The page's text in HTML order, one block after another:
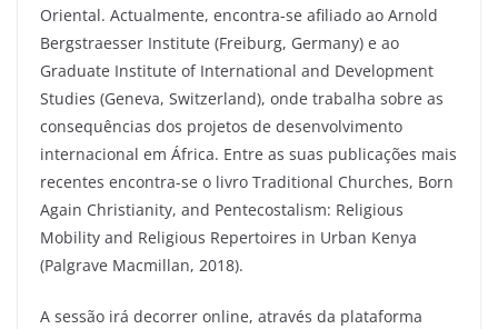
Oriental. Actualmente, encontra-se afiliado ao Arnold
Bergstraesser Institute (Freiburg, Germany) e ao
Graduate Institute of International and Development
Studies (Geneva, Switzerland), onde trabalha sobre as
consequências dos projetos de desenvolvimento
internacional em África. Entre as suas publicações mais
recentes encontra-se o livro Traditional Churches, Born
Again Christianity, and Pentecostalism: Religious
Mobility and Religious Repertoires in Urban Kenya
(Palgrave Macmillan, 2018).
A sessão irá decorrer online, através da plataforma